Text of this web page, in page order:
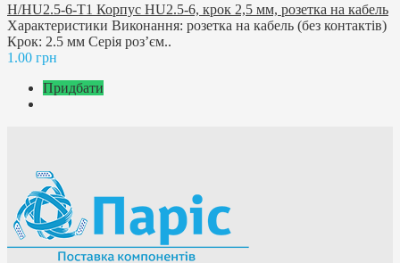
H/HU2.5-6-T1 Корпус HU2.5-6, крок 2,5 мм, розетка на кабель
Характеристики Виконання: розетка на кабель (без контактів)
Крок: 2.5 мм Серія роз’єм..
1.00 грн
Придбати